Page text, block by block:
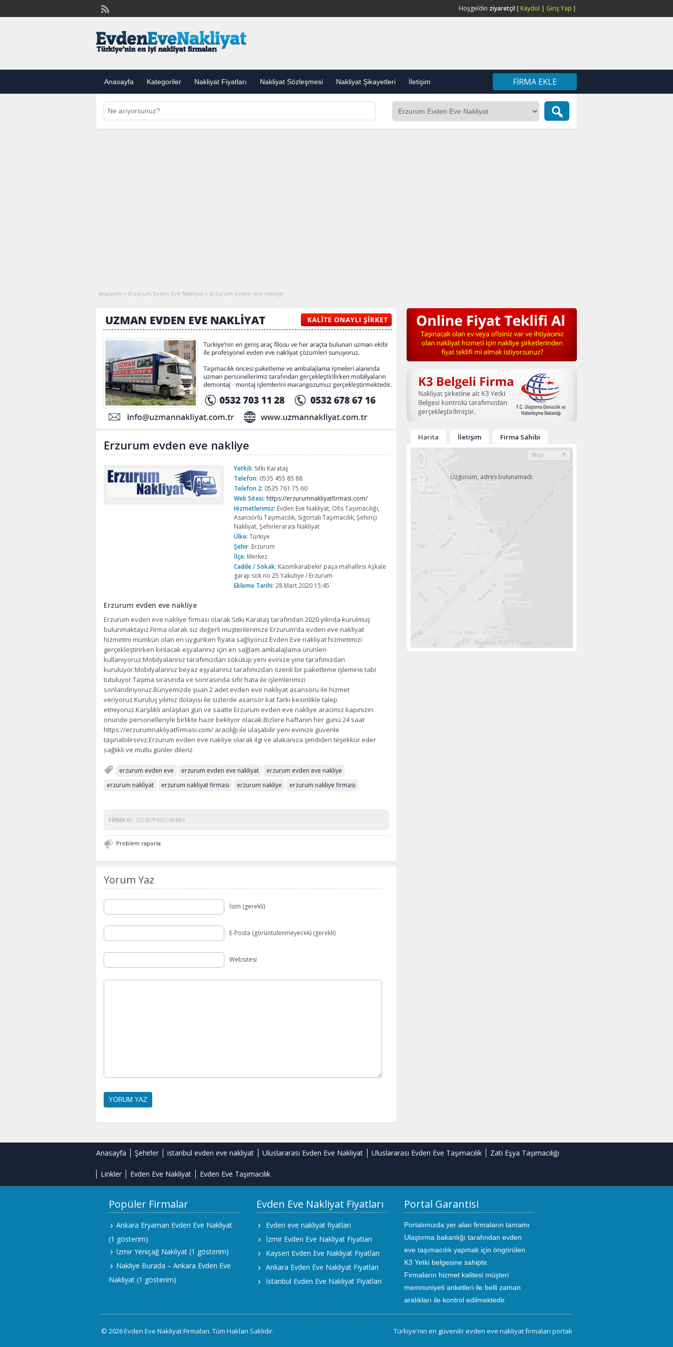
Hoşgeldin ziyaretçi! [ Kaydol | Giriş Yap ]
Anasayfa Kategoriler Nakliyat Fiyatları Nakliyat Sözleşmesi Nakliyat Şikayetleri İletişim FIRMA EKLE
Anasayfa » Erzurum Evden Eve Nakliyat » Erzurum evden eve nakliye
Erzurum evden eve nakliye
Yetkili: Sıtkı Karataş
Telefon: 0535 455 85 88
Telefon 2: 0535 761 75 60
Web Sitesi: https://erzurumnakliyatfirmasi.com/
Hizmetlerimiz: Evden Eve Nakliyat, Ofis Taşımacılığı,
Asansörlü Taşımacılık, Sigortalı Taşımacılık, Şehiriçi
Nakliyat, Şehirlerarası Nakliyat
Ülke: Türkiye
Şehir: Erzurum
İlçe: Merkez
Cadde / Sokak: Kazımkarabekir paşa mahallesi Aşkale
garajı sok no 25 Yakutiye / Erzurum
Ekleme Tarihi: 28 Mart 2020 15:45
Erzurum evden eve nakliye
Erzurum evden eve nakliye firması olarak Sıtkı Karataş tarafından 2020 yılında kurulmuş
bulunmaktayız.Firma olarak siz değerli müşterilerimize Erzurum’da evden eve nakliyat
hizmetini mümkün olan en uygunken fiyata sağlıyoruz.Evden Eve nakliyat hizmetimizi
gerçekleştirirken kırılacak eşyalarınız için en sağlam ambalajlama ürünleri
kullanıyoruz.Mobilyalarınız tarafımızdan sökülüp yeni evinize yine tarafımızdan
kuruluyor.Mobilyalarınız beyaz eşyalarınız tarafımızdan özenli bir paketleme işlemine tabi
tutuluyor.Taşıma sırasında ve sonrasında sıfır hata ile işlemlerimizi
sonlandırıyoruz.Bünyemizde şuan 2 adet evden eve nakliyat asansörü ile hizmet
veriyoruz.Kuruluş yılımız dolayısı ile sizlerde asansör kat farkı kesinlikle talep
etmiyoruz.Karşılıklı anlaşılan gün ve saatte Erzurum evden eve nakliye aracımız kapınızın
önünde personelleriyle birlikte hazır bekliyor olacak.Bizlere haftanın her günü 24 saat
https://erzurumnakliyatfirmasi.com/ aracılığı ile ulaşabilir yeni evinize güvenle
taşınabilirsiniz.Erzurum evden eve nakliye olarak ilgi ve alakanıza şimdiden teşekkür eder
sağlıklı ve mutlu günler dileriz.
erzurum evden eve erzurum evden eve nakliyat
erzurum evden eve nakliye
erzurum nakliyat
erzurum nakliyat firması erzurum nakliye erzurum nakliye firması
FIRMA ID: 1025E7F46D160A86
Problem raporla
Yorum Yaz
İsim (gerekli)
E-Posta (görüntülenmeyecek) (gerekli)
Websitesi
Harita İletişim Firma Sahibi
Üzgünüm, adres bulunamadı.
Anasayfa Şehirler istanbul evden eve nakliyat Uluslararası Evden Eve Nakliyat Uluslararası Evden Eve Taşımacılık Zati Eşya Taşımacılığı
Linkler Evden Eve Nakliyat Evden Eve Taşımacılık
Popüler Firmalar
Ankara Eryaman Evden Eve Nakliyat
(1 gösterim)
İzmir Yeniçağ Nakliyat (1 gösterim)
Nakliye Burada – Ankara Evden Eve
Nakliyat (1 gösterim)
Evden Eve Nakliyat Fiyatları
Evden eve nakliyat fiyatları
İzmir Evden Eve Nakliyat Fiyatları
Kayseri Evden Eve Nakliyat Fiyatları
Ankara Evden Eve Nakliyat Fiyatları
İstanbul Evden Eve Nakliyat Fiyatları
Portal Garantisi
Portalımızda yer alan firmaların tamamı
Ulaştırma bakanlığı tarafından evden
eve taşımacılık yapmak için öngörülen
K3 Yetki belgesine sahiptir.
Firmaların hizmet kalitesi müşteri
memnuniyeti anketleri ile belli zaman
aralıkları ile kontrol edilmektedir.
© 2026 Evden Eve Nakliyat Firmaları. Tüm Hakları Saklıdır. Türkiye'nin en güvenilir evden eve nakliyat firmaları portalı